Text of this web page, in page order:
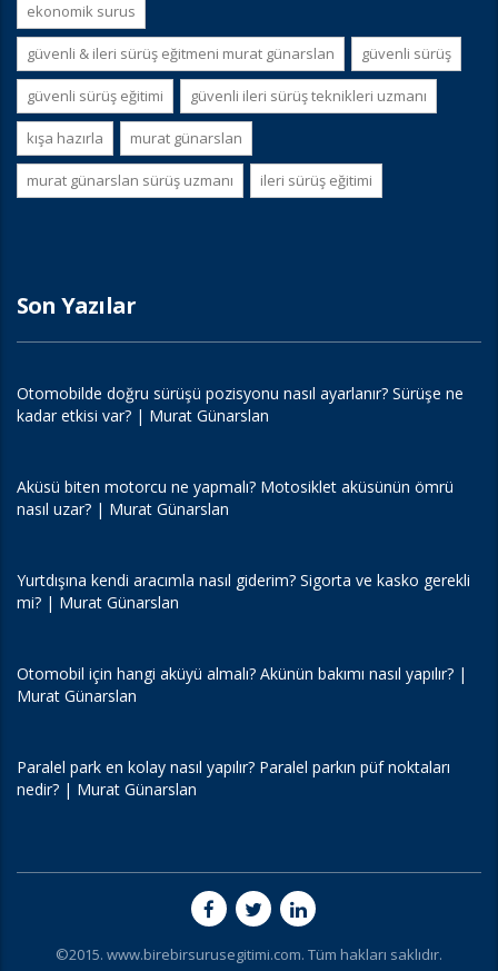
ekonomik surus
güvenli & i̇leri sürüş eğitmeni murat günarslan güvenli sürüş
güvenli sürüş eğitimi güvenli i̇leri sürüş teknikleri uzmanı
kışa hazırla murat günarslan
murat günarslan sürüş uzmanı i̇leri sürüş eğitimi
Son Yazılar
Otomobilde doğru sürüşü pozisyonu nasıl ayarlanır? Sürüşe ne
kadar etkisi var? | Murat Günarslan
Aküsü biten motorcu ne yapmalı? Motosiklet aküsünün ömrü
nasıl uzar? | Murat Günarslan
Yurtdışına kendi aracımla nasıl giderim? Sigorta ve kasko gerekli
mi? | Murat Günarslan
Otomobil için hangi aküyü almalı? Akünün bakımı nasıl yapılır? |
Murat Günarslan
Paralel park en kolay nasıl yapılır? Paralel parkın püf noktaları
nedir? | Murat Günarslan
©2015. www.birebirsurusegitimi.com. Tüm hakları saklıdır.